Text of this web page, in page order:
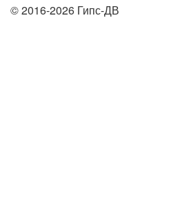
© 2016-2026 Гипс-ДВ